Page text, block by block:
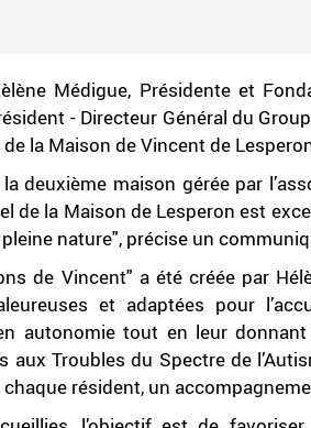
Médigue, Présidente et
- Directeur Général du
la Maison de Vincent de
deuxième maison gérée par
de la Maison de Lesperon est
nature", précise un
de Vincent" a été créée par
et adaptées pour
autonomie tout en leur
aux Troubles du Spectre de
résident, un